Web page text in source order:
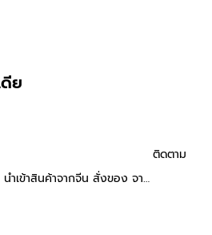
ย
ำเข้าสินค้าจากจีน สั่งของ จาก
ติดตาม